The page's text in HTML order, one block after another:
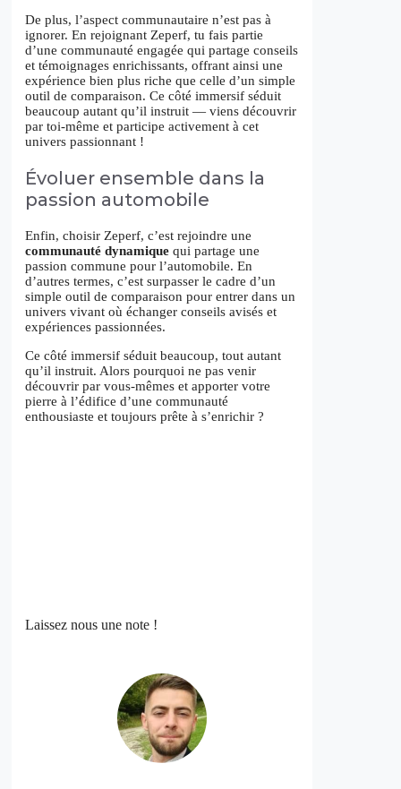
De plus, l’aspect communautaire n’est pas à
ignorer. En rejoignant Zeperf, tu fais partie
d’une communauté engagée qui partage conseils
et témoignages enrichissants, offrant ainsi une
expérience bien plus riche que celle d’un simple
outil de comparaison. Ce côté immersif séduit
beaucoup autant qu’il instruit — viens découvrir
par toi-même et participe activement à cet
univers passionnant !
Évoluer ensemble dans la
passion automobile
Enfin, choisir Zeperf, c’est rejoindre une
communauté dynamique qui partage une
passion commune pour l’automobile. En
d’autres termes, c’est surpasser le cadre d’un
simple outil de comparaison pour entrer dans un
univers vivant où échanger conseils avisés et
expériences passionnées.
Ce côté immersif séduit beaucoup, tout autant
qu’il instruit. Alors pourquoi ne pas venir
découvrir par vous-mêmes et apporter votre
pierre à l’édifice d’une communauté
enthousiaste et toujours prête à s’enrichir ?
Laissez nous une note !